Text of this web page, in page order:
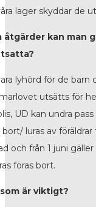
lager skyddar de
åtgärder kan man
lyhörd för de barn
utsätts för
UD kan undra
bort/ luras av
och från 1 juni
föras bort.
är viktigt?